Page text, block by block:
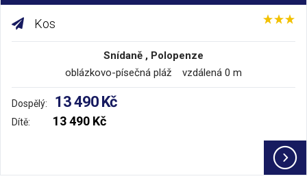
Kos
Snídaně , Polopenze
oblázkovo-písečná pláž vzdálená 0 m
Dospělý: 13 490 Kč
Dítě: 13 490 Kč